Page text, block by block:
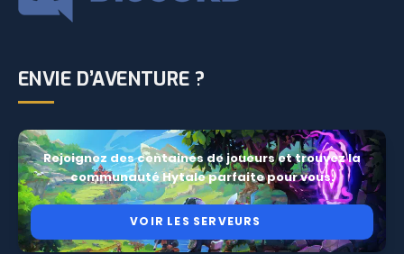
ENVIE D’AVENTURE ?
Rejoignez des centaines de joueurs et trouvez la
communauté Hytale parfaite pour vous.
VOIR LES SERVEURS